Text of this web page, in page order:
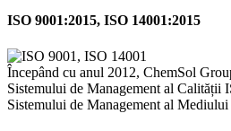
ISO 9001:2015, ISO 14001:2015
Începând cu anul 2012, ChemSol
Sistemului de Management al Calității
Sistemului de Management al